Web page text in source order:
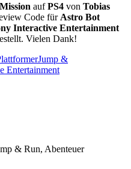
aufPS4 von Tobias
Code für Astro Bot
Interactive Entertainment
Vielen Dank!
Jump &
Entertainment
& Run, Abenteuer